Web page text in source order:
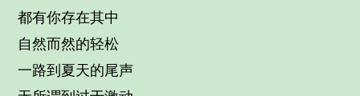
都有你存在其中
自然而然的轻松
一路到夏天的尾声